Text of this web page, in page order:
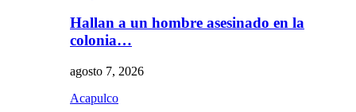
Hallan a un hombre asesinado en la
colonia…
agosto 7, 2026
Acapulco